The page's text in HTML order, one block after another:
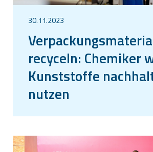
30.11.2023
recyceln: Chemiker
Kunststoffe
nutzen